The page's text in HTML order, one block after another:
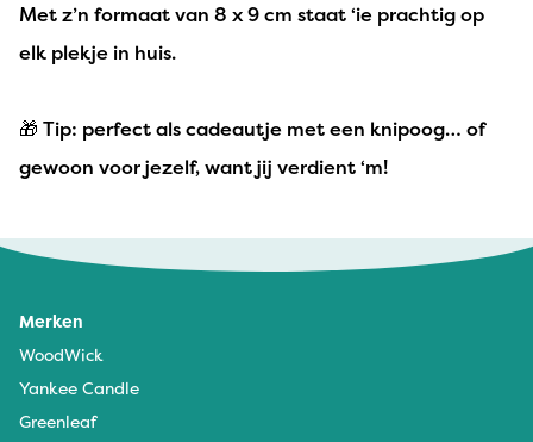
Met z’n formaat van 8 x 9 cm staat ‘ie prachtig op
elk plekje in huis.
🎁 Tip: perfect als cadeautje met een knipoog… of
gewoon voor jezelf, want jij verdient ‘m!
Merken
WoodWick
Yankee Candle
Greenleaf